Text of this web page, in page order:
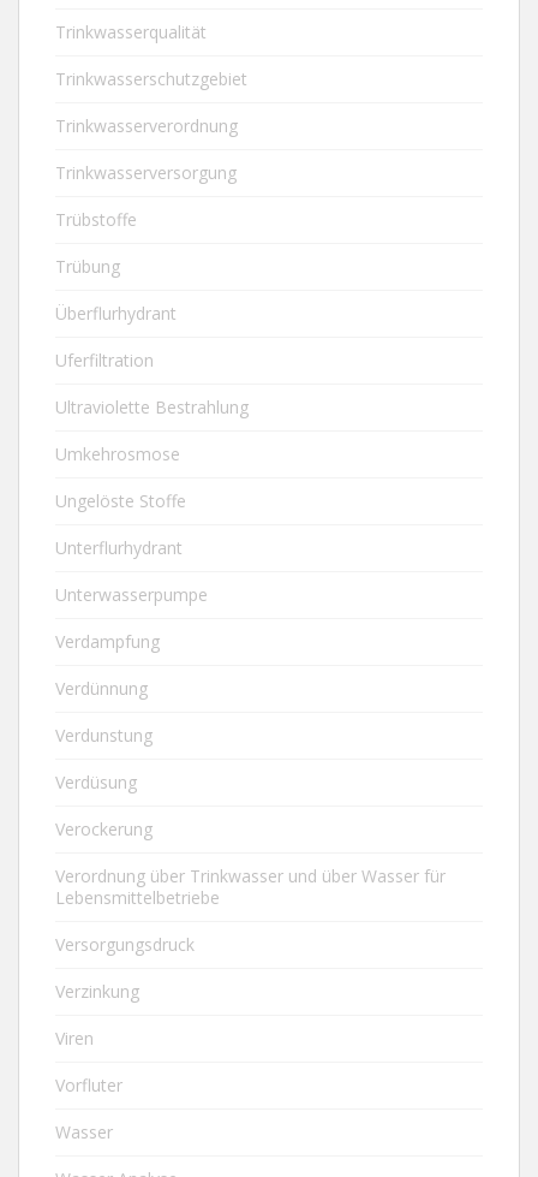
Trinkwasserqualität
Trinkwasserschutzgebiet
Trinkwasserverordnung
Trinkwasserversorgung
Trübstoffe
Trübung
Überflurhydrant
Uferfiltration
Ultraviolette Bestrahlung
Umkehrosmose
Ungelöste Stoffe
Unterflurhydrant
Unterwasserpumpe
Verdampfung
Verdünnung
Verdunstung
Verdüsung
Verockerung
Verordnung über Trinkwasser und über Wasser für
Lebensmittelbetriebe
Versorgungsdruck
Verzinkung
Viren
Vorfluter
Wasser